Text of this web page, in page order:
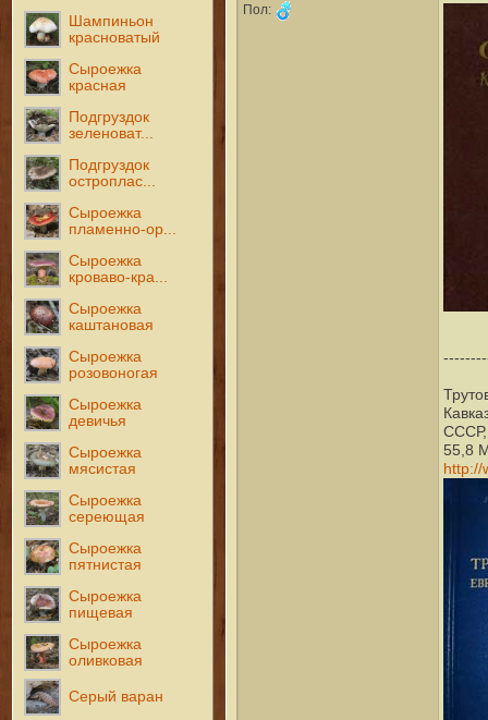
Шампиньон
красноватый
Сыроежка
красная
Подгруздок
зеленоват...
Подгруздок
остроплас...
Сыроежка
пламенно-ор...
Сыроежка
кроваво-кра...
Сыроежка
каштановая
Сыроежка
розовоногая
Сыроежка
девичья
Сыроежка
мясистая
Сыроежка
сереющая
Сыроежка
пятнистая
Сыроежка
пищевая
Сыроежка
оливковая
Серый варан
Пол:
СССР,
55,8
http://